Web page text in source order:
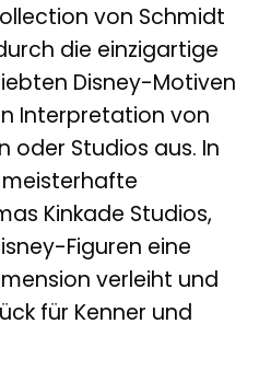
von Schmidt
die einzigartige
Disney-Motiven
Interpretation von
oder Studios aus. In
meisterhafte
Kinkade Studios,
Figuren eine
verleiht und
für Kenner und